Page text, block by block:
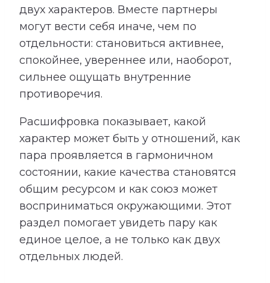
двух характеров. Вместе партнеры
могут вести себя иначе, чем по
отдельности: становиться активнее,
спокойнее, увереннее или, наоборот,
сильнее ощущать внутренние
противоречия.
Расшифровка показывает, какой
характер может быть у отношений, как
пара проявляется в гармоничном
состоянии, какие качества становятся
общим ресурсом и как союз может
восприниматься окружающими. Этот
раздел помогает увидеть пару как
единое целое, а не только как двух
отдельных людей.